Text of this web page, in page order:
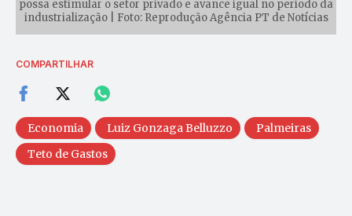
possa estimular o setor privado e avance igual no período da
industrialização | Foto: Reprodução Agência PT de Notícias
COMPARTILHAR
Economia Luiz Gonzaga Belluzzo
Palmeiras
Teto de Gastos